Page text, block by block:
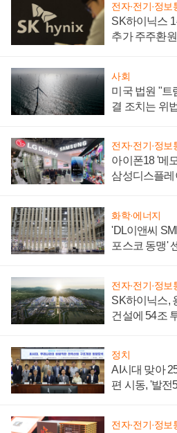
전자·전기·정보
SK하이닉스
추가 주주환
사회
미국 법원 "트
결 조치는 위
전자·전기·정보
아이폰18 '메
삼성디스플레
화학·에너지
'DL이앤씨
포스코 동맹'
전자·전기·정보
SK하이닉스,
건설에 54조
정치
AI시대 맞아
편 시동, '발전
전자·전기·정보